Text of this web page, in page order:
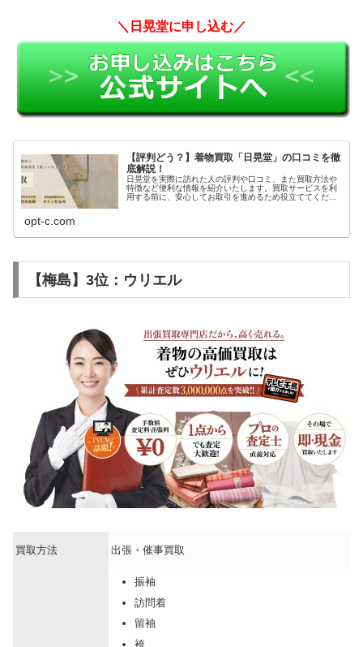
＼日晃堂に申し込む／
【評判どう？】着物買取「日晃堂」の口コミを徹
底解説！
日晃堂を実際に訪れた人の評判や口コミ、また買取方法や
特徴など便利な情報を紹介いたします。買取サービスを利
用する前に、安心してお取引を進めるため役立ててくださ
opt-c.com
【梅島】3位：ウリエル
買取方法 出張・催事買取
振袖
訪問着
留袖
袴